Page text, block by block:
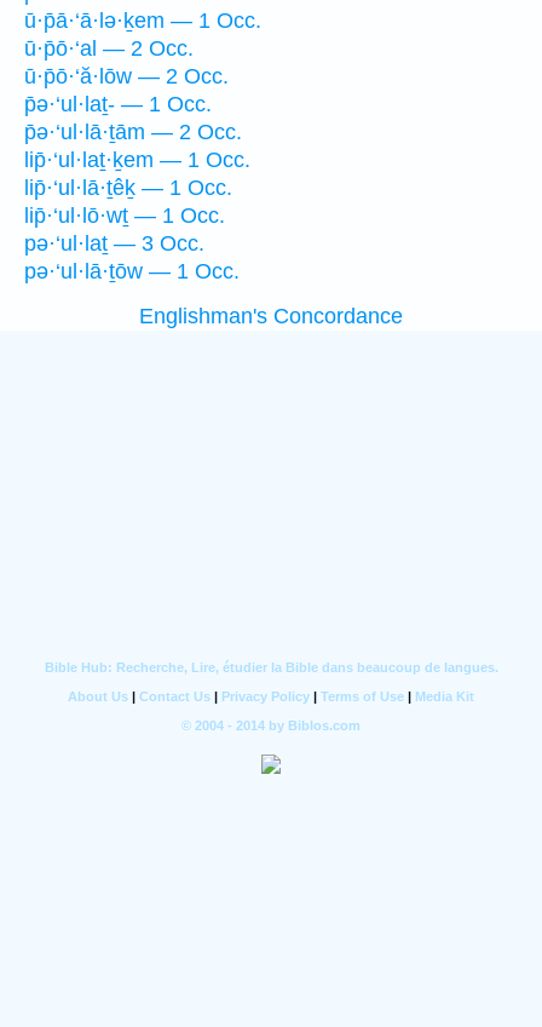
ū·p̄ā·‘ā·lə·ḵem — 1 Occ.
ū·p̄ō·‘al — 2 Occ.
ū·p̄ō·‘ă·lōw — 2 Occ.
p̄ə·‘ul·laṯ- — 1 Occ.
p̄ə·‘ul·lā·ṯām — 2 Occ.
lip̄·‘ul·laṯ·ḵem — 1 Occ.
lip̄·‘ul·lā·ṯêḵ — 1 Occ.
lip̄·‘ul·lō·wṯ — 1 Occ.
pə·‘ul·laṯ — 3 Occ.
pə·‘ul·lā·ṯōw — 1 Occ.
Englishman's Concordance